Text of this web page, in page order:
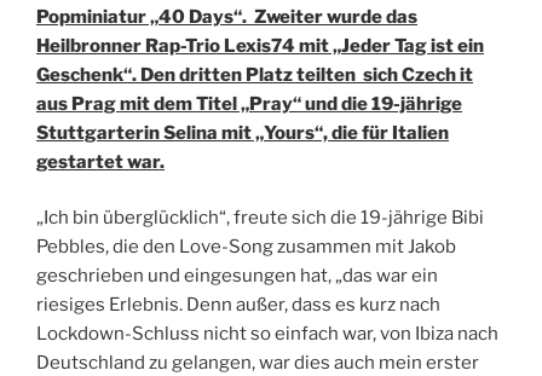
Popminiatur „40 Days“. Zweiter wurde das
Heilbronner Rap-Trio Lexis74 mit „Jeder Tag ist ein
Geschenk“. Den dritten Platz teilten sich Czech it
aus Prag mit dem Titel „Pray“ und die 19-jährige
Stuttgarterin Selina mit „Yours“, die für Italien
gestartet war.
„Ich bin überglücklich“, freute sich die 19-jährige Bibi
Pebbles, die den Love-Song zusammen mit Jakob
geschrieben und eingesungen hat, „das war ein
riesiges Erlebnis. Denn außer, dass es kurz nach
Lockdown-Schluss nicht so einfach war, von Ibiza nach
Deutschland zu gelangen, war dies auch mein erster